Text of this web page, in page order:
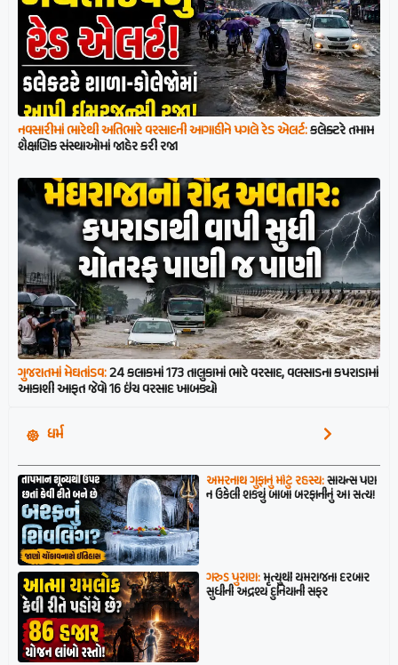
નવસારીમાં ભારેથી અતિભારે વરસાદની આગાહીને પગલે રેડ એલર્ટ:કલેક્ટરે તમામ
શૈક્ષણિક સંસ્થાઓમાં જાહેર કરી રજા
ગુજરાતમાં મેઘતાંડવ:24 કલાકમાં 173 તાલુકામાં ભારે વરસાદ, વલસાડના કપરાડામાં
આકાશી આફત જેવો 16 ઇંચ વરસાદ ખાબક્યો
ધર્મ
અમરનાથ ગુફાનું મોટું રહસ્ય:સાયન્સ પણ
ન ઉકેલી શક્યું બાબા બરફાનીનું આ સત્ય!
ગરુડ પુરાણ:મૃત્યુથી યમરાજના દરબાર
સુધીની અદ્રશ્ય દુનિયાની સફર